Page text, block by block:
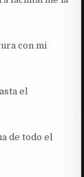
con mi
el
de todo el